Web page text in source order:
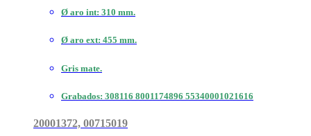
Ø aro int: 310 mm.
Ø aro ext: 455 mm.
Gris mate.
Grabados: 308116 8001174896 55340001021616
20001372, 00715019